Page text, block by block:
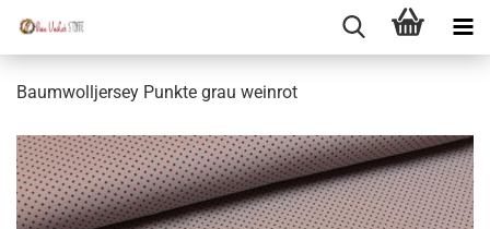
Baumwolljersey Punkte grau weinrot